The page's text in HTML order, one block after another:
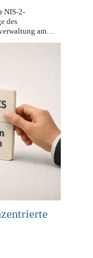
2-
des
am…